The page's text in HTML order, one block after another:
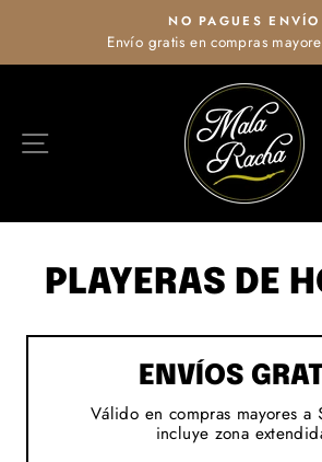
al
pausa
NO PAGUES ENVÍO
Envío gratis en compras
PLAYERAS DE
ENVÍOS
Válido en compras mayores
incluye zona